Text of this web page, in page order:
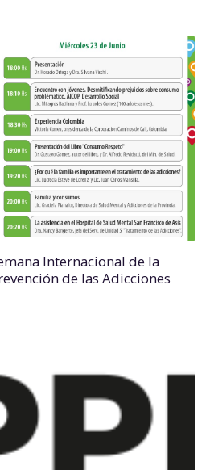
Internacional de la
de las Adicciones